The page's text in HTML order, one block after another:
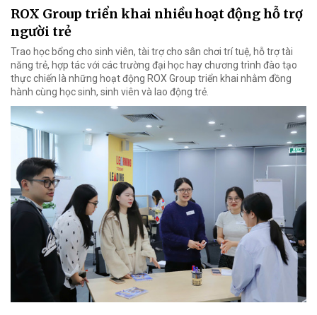
ROX Group triển khai nhiều hoạt động hỗ trợ
người trẻ
Trao học bổng cho sinh viên, tài trợ cho sân chơi trí tuệ, hỗ trợ tài
năng trẻ, hợp tác với các trường đại học hay chương trình đào tạo
thực chiến là những hoạt động ROX Group triển khai nhằm đồng
hành cùng học sinh, sinh viên và lao động trẻ.